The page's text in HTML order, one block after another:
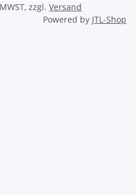
zzgl. Versand
Powered by JTL-Shop